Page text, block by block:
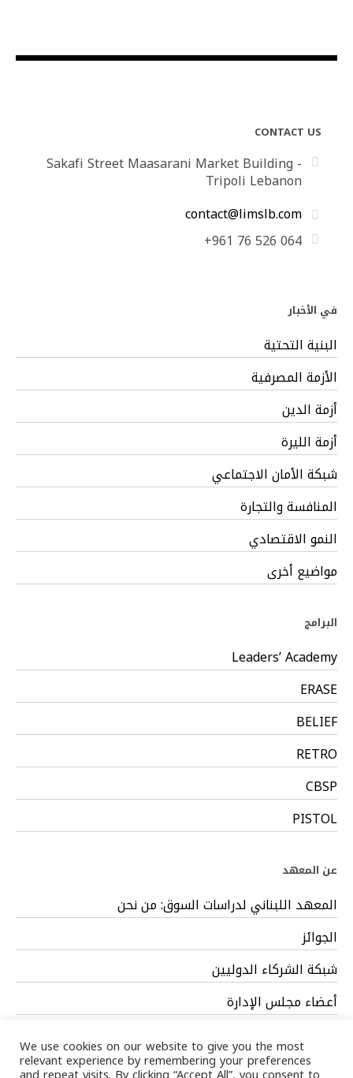
CONTACT US
Sakafi Street Maasarani Market Building -
Tripoli Lebanon
contact@limslb.com
+961 76 526 064
في الأخبار
البنية التحتية
الأزمة المصرفية
أزمة الدين
أزمة الليرة
شبكة الأمان الاجتماعي
المنافسة والتجارة
النمو الاقتصادي
مواضيع أخرى
البرامج
Leaders’ Academy
ERASE
BELIEF
RETRO
CBSP
PISTOL
عن المعهد
المعهد اللبناني لدراسات السوق: من نحن
الجوائز
شبكة الشركاء الدوليين
أعضاء مجلس الإدارة
We use cookies on our website to give you the most
relevant experience by remembering your preferences